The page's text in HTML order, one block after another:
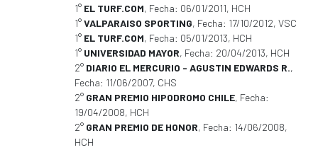
1° EL TURF.COM, Fecha: 06/01/2011, HCH
1°VALPARAISO SPORTING, Fecha: 17/10/2012, VSC
1° EL TURF.COM, Fecha: 05/01/2013, HCH
1° UNIVERSIDAD MAYOR, Fecha: 20/04/2013, HCH
2° DIARIO EL MERCURIO - AGUSTIN EDWARDS R.,
Fecha: 11/06/2007, CHS
2° GRAN PREMIO HIPODROMO CHILE, Fecha:
19/04/2008, HCH
2° GRAN PREMIO DE HONOR, Fecha: 14/06/2008,
HCH